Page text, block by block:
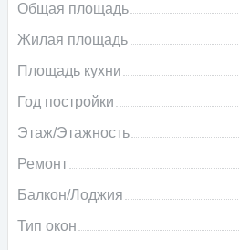
Общая площадь
Жилая площадь
Площадь кухни
Год постройки
Этаж/Этажность
Ремонт
Балкон/Лоджия
Тип окон